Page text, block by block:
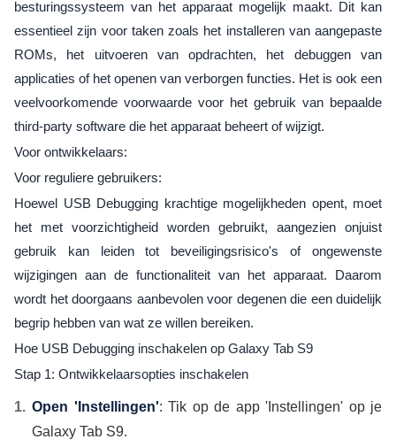
besturingssysteem van het apparaat mogelijk maakt. Dit kan
essentieel zijn voor taken zoals het installeren van aangepaste
ROMs, het uitvoeren van opdrachten, het debuggen van
applicaties of het openen van verborgen functies. Het is ook een
veelvoorkomende voorwaarde voor het gebruik van bepaalde
third-party software die het apparaat beheert of wijzigt.
Voor ontwikkelaars:
Voor reguliere gebruikers:
Hoewel USB Debugging krachtige mogelijkheden opent, moet
het met voorzichtigheid worden gebruikt, aangezien onjuist
gebruik kan leiden tot beveiligingsrisico's of ongewenste
wijzigingen aan de functionaliteit van het apparaat. Daarom
wordt het doorgaans aanbevolen voor degenen die een duidelijk
begrip hebben van wat ze willen bereiken.
Hoe USB Debugging inschakelen op Galaxy Tab S9
Stap 1: Ontwikkelaarsopties inschakelen
Open 'Instellingen': Tik op de app 'Instellingen' op je
Galaxy Tab S9.